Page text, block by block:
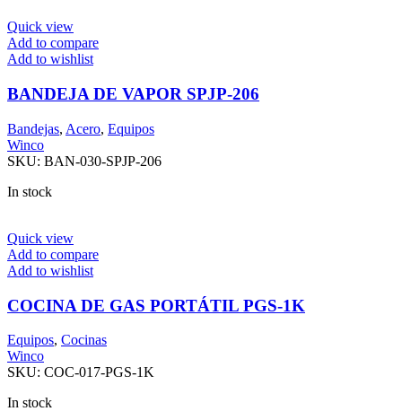
Quick view
Add to compare
Add to wishlist
BANDEJA DE VAPOR SPJP-206
Bandejas, Acero, Equipos
Winco
SKU: BAN-030-SPJP-206
In stock
Quick view
Add to compare
Add to wishlist
COCINA DE GAS PORTÁTIL PGS-1K
Equipos, Cocinas
Winco
SKU: COC-017-PGS-1K
In stock